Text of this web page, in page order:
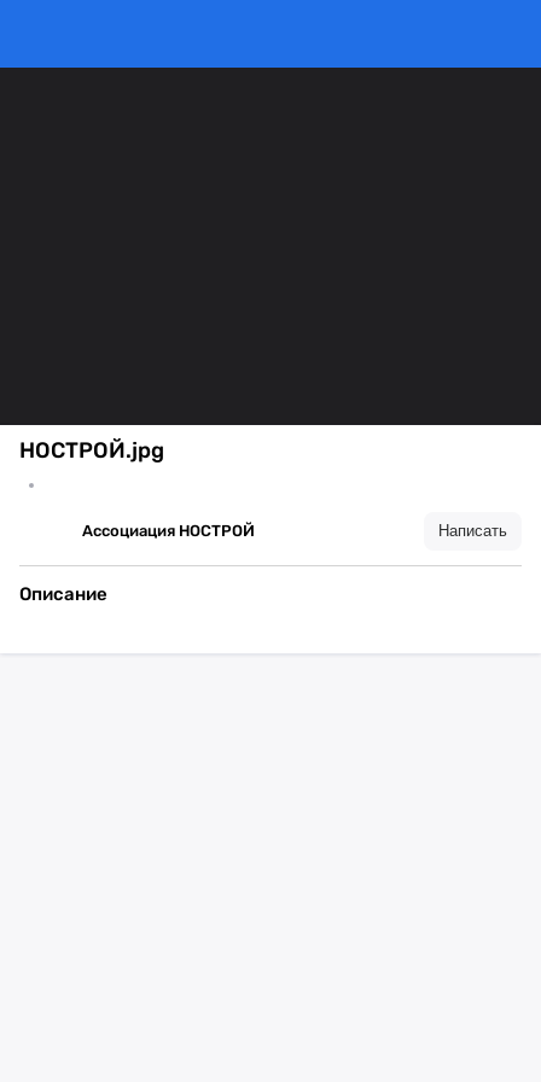
НОСТРОЙ.jpg
Ассоциация НОСТРОЙ Написать
Описание